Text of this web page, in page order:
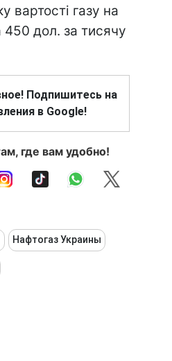
вартості газу на
450 дол. за тисячу
Подпишитесь на
в Google!
где вам удобно!
Нафтогаз Украины